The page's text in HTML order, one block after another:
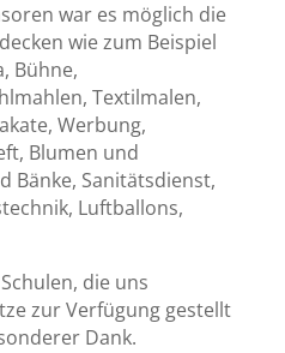
war es möglich die
wie zum Beispiel
Bühne,
Textilmalen,
Werbung,
Blumen und
Bänke, Sanitätsdienst,
Luftballons,
die uns
zur Verfügung gestellt
Dank.